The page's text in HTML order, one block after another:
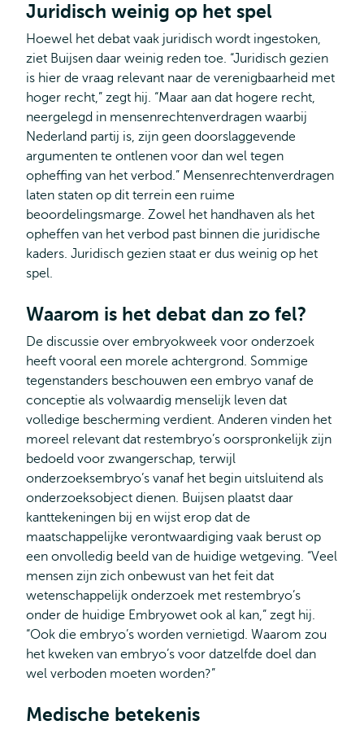
Juridisch weinig op het spel
Hoewel het debat vaak juridisch wordt ingestoken,
ziet Buijsen daar weinig reden toe. “Juridisch gezien
is hier de vraag relevant naar de verenigbaarheid met
hoger recht,” zegt hij. “Maar aan dat hogere recht,
neergelegd in mensenrechtenverdragen waarbij
Nederland partij is, zijn geen doorslaggevende
argumenten te ontlenen voor dan wel tegen
opheffing van het verbod.” Mensenrechtenverdragen
laten staten op dit terrein een ruime
beoordelingsmarge. Zowel het handhaven als het
opheffen van het verbod past binnen die juridische
kaders. Juridisch gezien staat er dus weinig op het
spel.
Waarom is het debat dan zo fel?
De discussie over embryokweek voor onderzoek
heeft vooral een morele achtergrond. Sommige
tegenstanders beschouwen een embryo vanaf de
conceptie als volwaardig menselijk leven dat
volledige bescherming verdient. Anderen vinden het
moreel relevant dat restembryo’s oorspronkelijk zijn
bedoeld voor zwangerschap, terwijl
onderzoeksembryo’s vanaf het begin uitsluitend als
onderzoeksobject dienen. Buijsen plaatst daar
kanttekeningen bij en wijst erop dat de
maatschappelijke verontwaardiging vaak berust op
een onvolledig beeld van de huidige wetgeving. “Veel
mensen zijn zich onbewust van het feit dat
wetenschappelijk onderzoek met restembryo’s
onder de huidige Embryowet ook al kan,” zegt hij.
“Ook die embryo’s worden vernietigd. Waarom zou
het kweken van embryo’s voor datzelfde doel dan
wel verboden moeten worden?”
Medische betekenis